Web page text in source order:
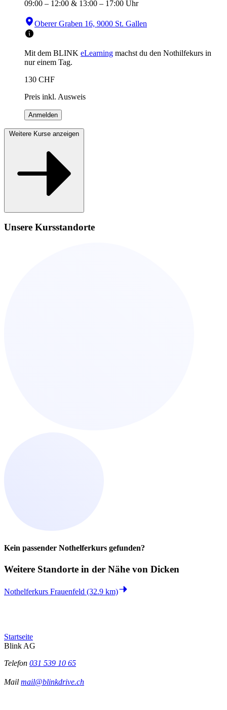
09:00 – 12:00 & 13:00 – 17:00 Uhr
Oberer Graben 16, 9000 St. Gallen
Mit dem BLINK eLearning machst du den Nothilfekurs in
nur einem Tag.
130 CHF
Preis inkl. Ausweis
Anmelden
Weitere Kurse anzeigen
Unsere Kursstandorte
Kein passender Nothelferkurs gefunden?
Weitere Standorte in der Nähe von Dicken
Nothelferkurs Frauenfeld (32.9 km)
Startseite
Blink AG
Telefon 031 539 10 65
Mail mail@blinkdrive.ch